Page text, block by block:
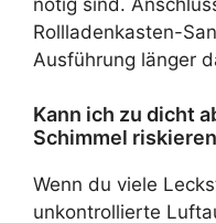
nötig sind.
Rollladenkasten-
Ausführung länger
Kann ich zu dicht
Schimmel
Wenn du viele
unkontrollierte